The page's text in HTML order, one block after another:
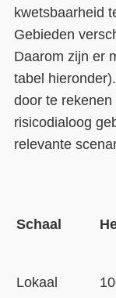
kwetsbaarheid
Gebieden
Daarom zijn er
tabel
door te
risicodialoog
relevante
Schaal
Lokaal